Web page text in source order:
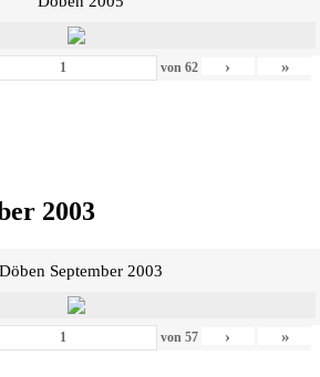
von 62 › »
2003
Döben September 2003
von 57 › »